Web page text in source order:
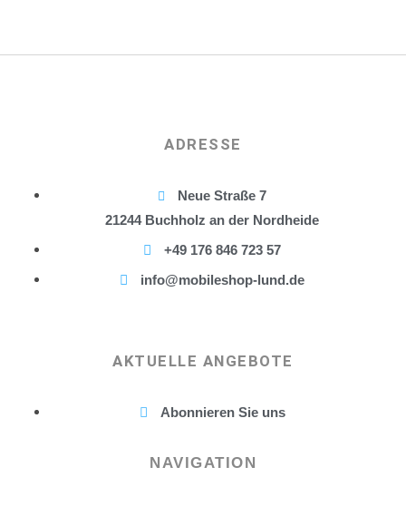
ADRESSE
Neue Straße 7
21244 Buchholz an der Nordheide
+49 176 846 723 57
info@mobileshop-lund.de
AKTUELLE ANGEBOTE
Abonnieren Sie uns
NAVIGATION